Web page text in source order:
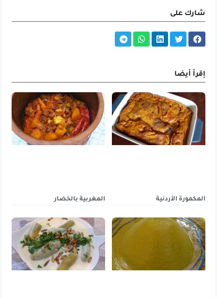
شارك على
إقرأ أيضا
المكمورة الأردنية المغربية بالخضار